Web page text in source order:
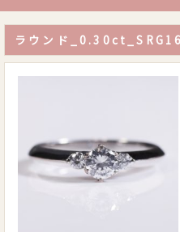
ラウンド